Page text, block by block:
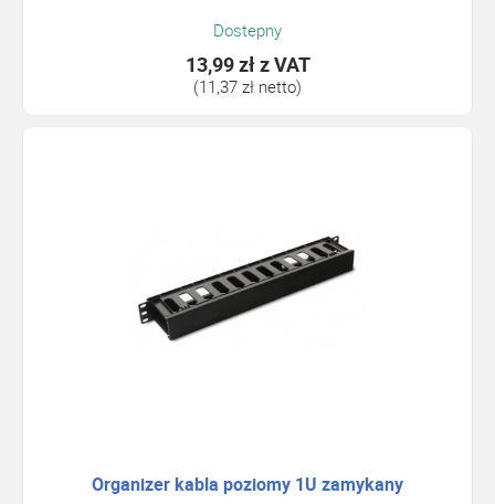
Dostepny
13,99 złz VAT
(11,37 zł netto)
Organizer kabla poziomy 1U zamykany